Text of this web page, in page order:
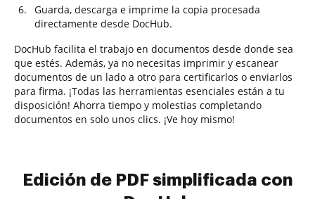
Guarda, descarga e imprime la copia procesada
directamente desde DocHub.
DocHub facilita el trabajo en documentos desde donde sea
que estés. Además, ya no necesitas imprimir y escanear
documentos de un lado a otro para certificarlos o enviarlos
para firma. ¡Todas las herramientas esenciales están a tu
disposición! Ahorra tiempo y molestias completando
documentos en solo unos clics. ¡Ve hoy mismo!
Edición de PDF simplificada con